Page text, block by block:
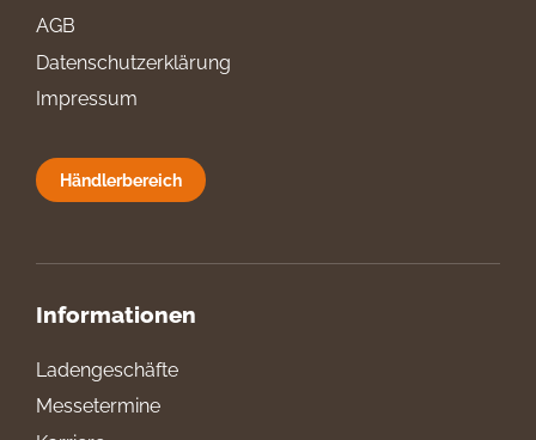
AGB
Datenschutzerklärung
Impressum
Händlerbereich
Informationen
Ladengeschäfte
Messetermine